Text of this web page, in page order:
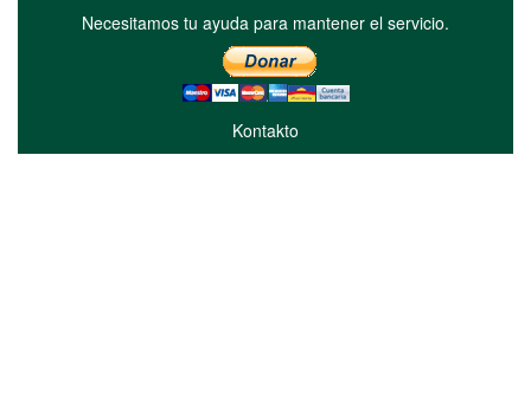
Necesitamos tu ayuda para mantener el servicio.
Kontakto